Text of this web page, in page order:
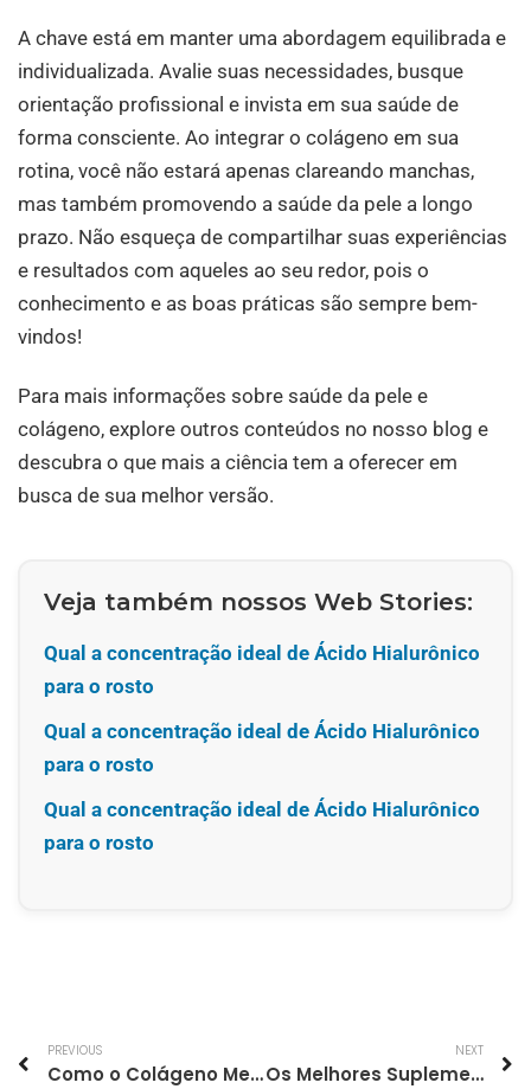
A chave está em manter uma abordagem equilibrada e
individualizada. Avalie suas necessidades, busque
orientação profissional e invista em sua saúde de
forma consciente. Ao integrar o colágeno em sua
rotina, você não estará apenas clareando manchas,
mas também promovendo a saúde da pele a longo
prazo. Não esqueça de compartilhar suas experiências
e resultados com aqueles ao seu redor, pois o
conhecimento e as boas práticas são sempre bem-
vindos!
Para mais informações sobre saúde da pele e
colágeno, explore outros conteúdos no nosso blog e
descubra o que mais a ciência tem a oferecer em
busca de sua melhor versão.
Veja também nossos Web Stories:
Qual a concentração ideal de Ácido Hialurônico
para o rosto
Qual a concentração ideal de Ácido Hialurônico
para o rosto
Qual a concentração ideal de Ácido Hialurônico
para o rosto
PREVIOUS
Como o Colágeno Melhora a Elasticidade da Sua Pele Naturalmente
NEXT
Os Melhores Suplementos de Colágeno para uma Pele Sem Imperfeições